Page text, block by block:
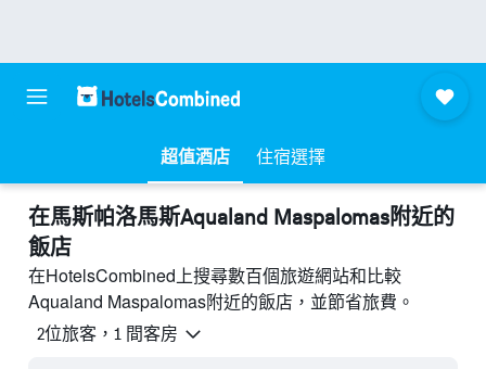
超值酒店 住宿選擇
​在馬斯帕洛馬斯Aqualand Maspalomas附近​的
飯店
在HotelsCombined上搜尋數百個旅遊網站和比較
Aqualand Maspalomas附近的飯店，並節省旅費。
2位旅客，1 間客房